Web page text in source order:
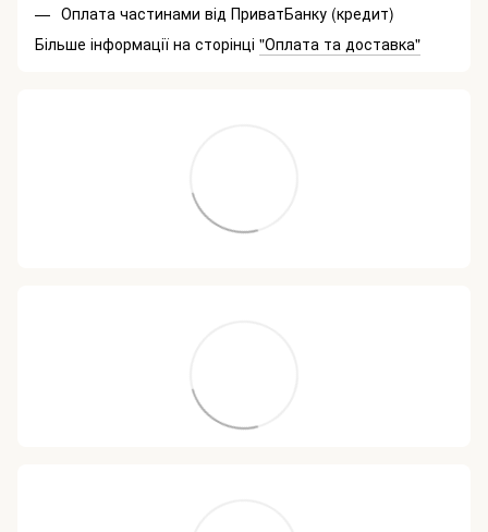
Оплата частинами від ПриватБанку (кредит)
Більше інформації на сторінці "Оплата та доставка"